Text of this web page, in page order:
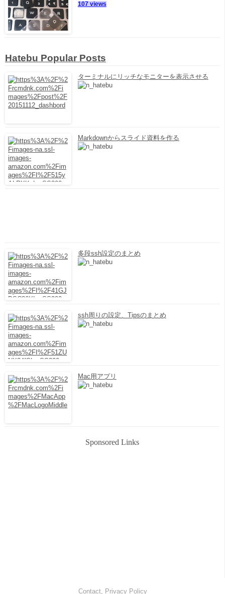
107 views
Hatebu Popular Posts
ターミナルにリッチなモニターを表示させる
Markdownからスライド資料を作る
多段ssh設定のまとめ
ssh周りの設定、Tipsのまとめ
Mac用アプリ
Sponsored Links
Contact, Privacy Policy